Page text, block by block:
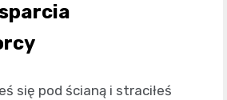
się pod ścianą i straciłeś